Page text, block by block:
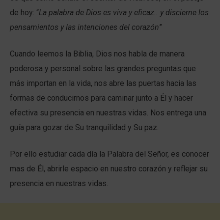
de hoy: “La palabra de Dios es viva y eficaz.. y discierne los
pensamientos y las intenciones del corazón”
Cuando leemos la Biblia, Dios nos habla de manera
poderosa y personal sobre las grandes preguntas que
más importan en la vida, nos abre las puertas hacia las
formas de conducirnos para caminar junto a Él y hacer
efectiva su presencia en nuestras vidas. Nos entrega una
guía para gozar de Su tranquilidad y Su paz.
Por ello estudiar cada día la Palabra del Señor, es conocer
mas de Él, abrirle espacio en nuestro corazón y reflejar su
presencia en nuestras vidas.